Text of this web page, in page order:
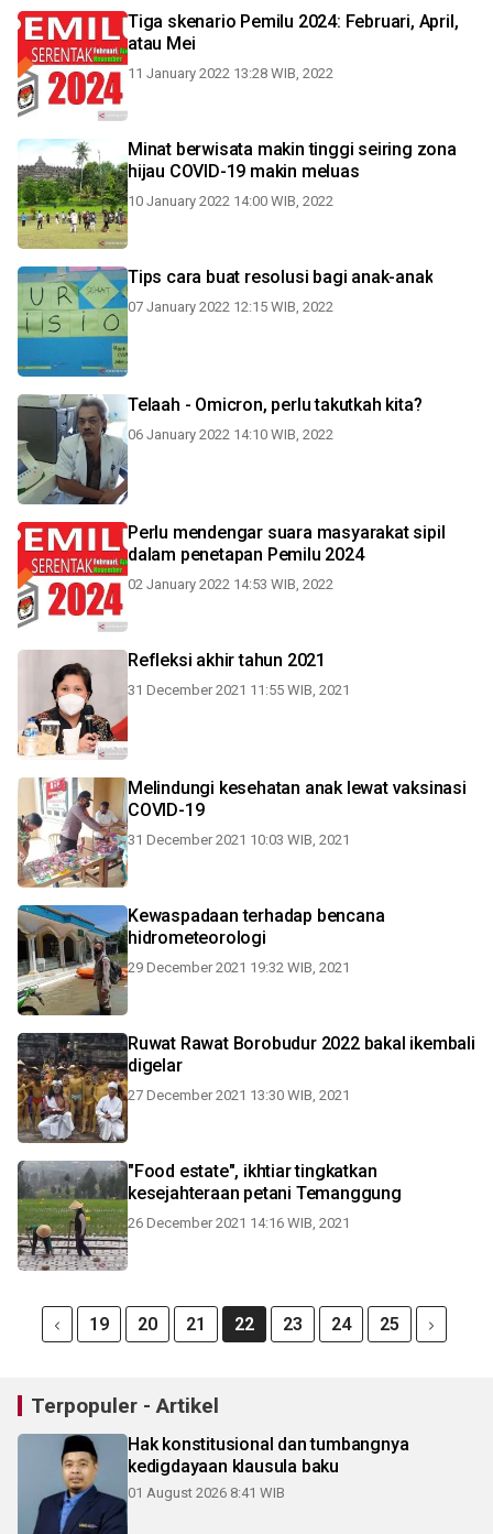
Tiga skenario Pemilu 2024: Februari, April,
atau Mei
11 January 2022 13:28 WIB, 2022
Minat berwisata makin tinggi seiring zona
hijau COVID-19 makin meluas
10 January 2022 14:00 WIB, 2022
Tips cara buat resolusi bagi anak-anak
07 January 2022 12:15 WIB, 2022
Telaah - Omicron, perlu takutkah kita?
06 January 2022 14:10 WIB, 2022
Perlu mendengar suara masyarakat sipil
dalam penetapan Pemilu 2024
02 January 2022 14:53 WIB, 2022
Refleksi akhir tahun 2021
31 December 2021 11:55 WIB, 2021
Melindungi kesehatan anak lewat vaksinasi
COVID-19
31 December 2021 10:03 WIB, 2021
Kewaspadaan terhadap bencana
hidrometeorologi
29 December 2021 19:32 WIB, 2021
Ruwat Rawat Borobudur 2022 bakal ikembali
digelar
27 December 2021 13:30 WIB, 2021
"Food estate", ikhtiar tingkatkan
kesejahteraan petani Temanggung
26 December 2021 14:16 WIB, 2021
19 20 21 22 23 24 25
Terpopuler - Artikel
Hak konstitusional dan tumbangnya
kedigdayaan klausula baku
01 August 2026 8:41 WIB